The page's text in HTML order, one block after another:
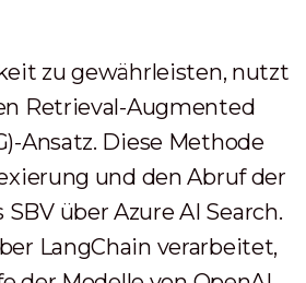
zu gewährleisten, nutzt
Retrieval-Augmented
Ansatz. Diese Methode
und den Abruf der
über Azure AI Search.
LangChain verarbeitet,